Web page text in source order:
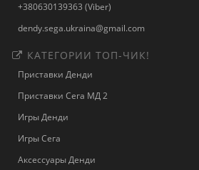
+380630139363 (Viber)
dendy.sega.ukraina@gmail.com
КАТЕГОРИИ ТОП-ЧИК!
Приставки Денди
Приставки Сега МД 2
Игры Денди
Игры Сега
Аксессуары Денди